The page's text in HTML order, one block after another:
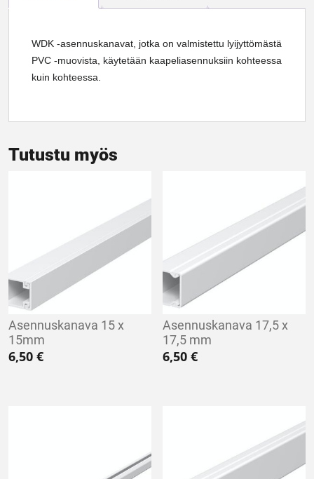
WDK -asennuskanavat, jotka on valmistettu lyijyttömästä
PVC -muovista, käytetään kaapeliasennuksiin kohteessa
kuin kohteessa.
Tutustu myös
Asennuskanava 15 x
15mm
6,50 €
Asennuskanava 17,5 x
17,5 mm
6,50€